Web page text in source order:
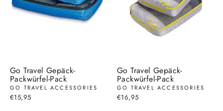
Go Travel Gepäck-
Packwürfel-Pack
GO TRAVEL ACCESSORIES
€15,95
Go Travel Gepäck-
Packwürfel-Pack
GO TRAVEL ACCESSORIES
€16,95